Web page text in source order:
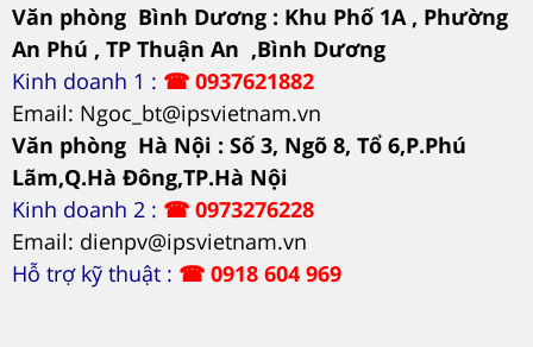
Văn phòng Bình Dương : Khu Phố 1A , Phường
An Phú , TP Thuận An ,Bình Dương
Kinh doanh 1 : ☎ 0937621882
Email: Ngoc_bt@ipsvietnam.vn
Văn phòng Hà Nội : Số 3, Ngõ 8, Tổ 6,P.Phú
Lãm,Q.Hà Đông,TP.Hà Nội
Kinh doanh 2 : ☎ 0973276228
Email: dienpv@ipsvietnam.vn
Hỗ trợ kỹ thuật : ☎ 0918 604 969